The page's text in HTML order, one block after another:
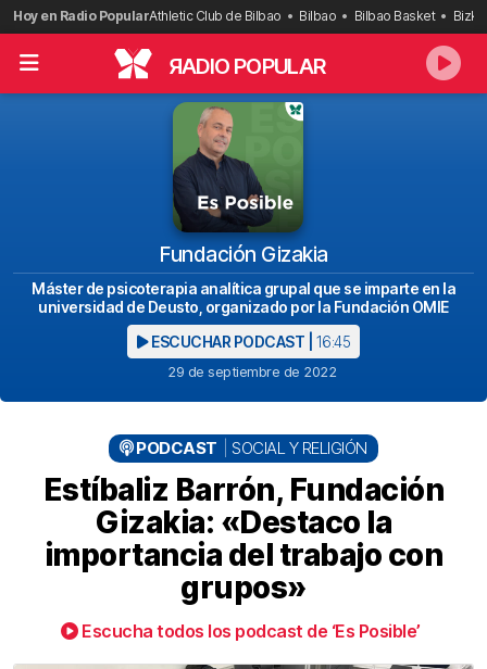
Saltar
al
contenido
Hoy en Radio PopularAthletic Club de Bilbao Bilbao Bilbao Basket
RADIO POPULAR
Fundación Gizakia
Máster de psicoterapia analítica grupal que se imparte en la
universidad de Deusto, organizado por la Fundación OMIE
ESCUCHAR PODCAST | 16:45
29 de septiembre de 2022
PODCAST SOCIAL Y RELIGIÓN
Estíbaliz Barrón, Fundación
Gizakia: «Destaco la
importancia del trabajo con
grupos»
Escucha todos los podcast de ‘Es Posible’